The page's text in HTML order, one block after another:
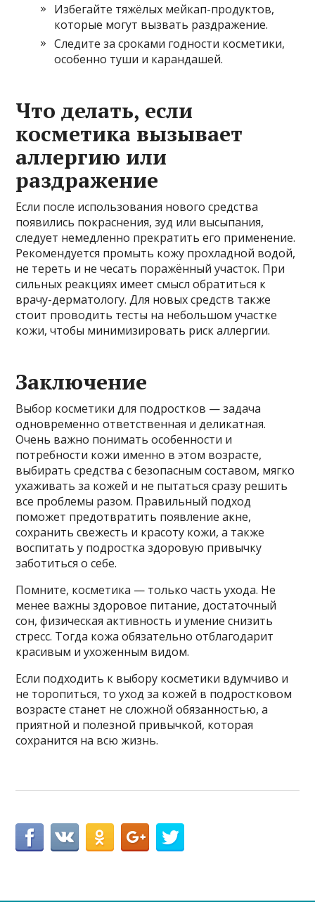
Избегайте тяжёлых мейкап-продуктов,
которые могут вызвать раздражение.
Следите за сроками годности косметики,
особенно туши и карандашей.
Что делать, если
косметика вызывает
аллергию или
раздражение
Если после использования нового средства
появились покраснения, зуд или высыпания,
следует немедленно прекратить его применение.
Рекомендуется промыть кожу прохладной водой,
не тереть и не чесать поражённый участок. При
сильных реакциях имеет смысл обратиться к
врачу-дерматологу. Для новых средств также
стоит проводить тесты на небольшом участке
кожи, чтобы минимизировать риск аллергии.
Заключение
Выбор косметики для подростков — задача
одновременно ответственная и деликатная.
Очень важно понимать особенности и
потребности кожи именно в этом возрасте,
выбирать средства с безопасным составом, мягко
ухаживать за кожей и не пытаться сразу решить
все проблемы разом. Правильный подход
поможет предотвратить появление акне,
сохранить свежесть и красоту кожи, а также
воспитать у подростка здоровую привычку
заботиться о себе.
Помните, косметика — только часть ухода. Не
менее важны здоровое питание, достаточный
сон, физическая активность и умение снизить
стресс. Тогда кожа обязательно отблагодарит
красивым и ухоженным видом.
Если подходить к выбору косметики вдумчиво и
не торопиться, то уход за кожей в подростковом
возрасте станет не сложной обязанностью, а
приятной и полезной привычкой, которая
сохранится на всю жизнь.